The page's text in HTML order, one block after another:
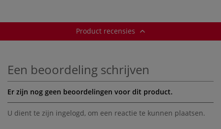
Product recensies
Een beoordeling schrijven
Er zijn nog geen beoordelingen voor dit product.
U dient te zijn ingelogd, om een reactie te kunnen plaatsen.